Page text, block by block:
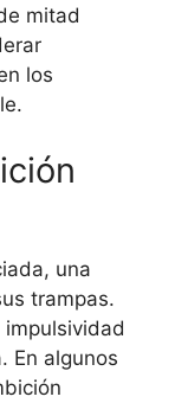
mitad
los
una
trampas.
En algunos